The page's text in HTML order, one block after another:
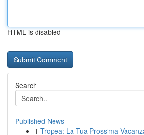
HTML is disabled
Search
Published News
1 Tropea: La Tua Prossima